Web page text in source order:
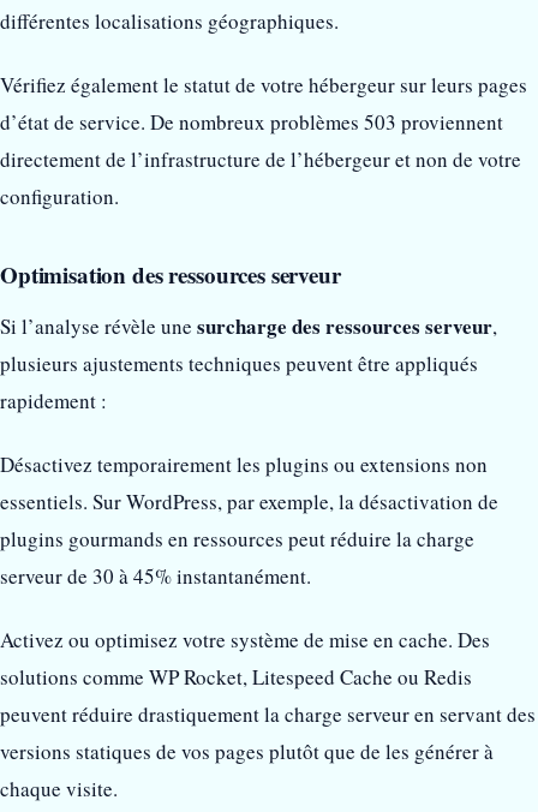
différentes localisations géographiques.
Vérifiez également le statut de votre hébergeur sur leurs pages
d’état de service. De nombreux problèmes 503 proviennent
directement de l’infrastructure de l’hébergeur et non de votre
configuration.
Optimisation des ressources serveur
Si l’analyse révèle une surcharge des ressources serveur,
plusieurs ajustements techniques peuvent être appliqués
rapidement :
Désactivez temporairement les plugins ou extensions non
essentiels. Sur WordPress, par exemple, la désactivation de
plugins gourmands en ressources peut réduire la charge
serveur de 30 à 45% instantanément.
Activez ou optimisez votre système de mise en cache. Des
solutions comme WP Rocket, Litespeed Cache ou Redis
peuvent réduire drastiquement la charge serveur en servant des
versions statiques de vos pages plutôt que de les générer à
chaque visite.